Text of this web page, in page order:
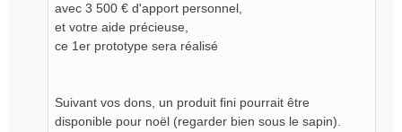
avec 3 500 € d'apport personnel,
et votre aide précieuse,
ce 1er prototype sera réalisé
Suivant vos dons, un produit fini pourrait être
disponible pour noël (regarder bien sous le sapin).